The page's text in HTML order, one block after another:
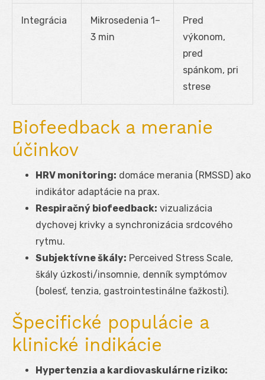
Integrácia
Mikrosedenia 1–
3 min
Pred
výkonom,
pred
spánkom, pri
strese
Biofeedback a meranie
účinkov
HRV monitoring: domáce merania (RMSSD) ako
indikátor adaptácie na prax.
Respiračný biofeedback: vizualizácia
dychovej krivky a synchronizácia srdcového
rytmu.
Subjektívne škály: Perceived Stress Scale,
škály úzkosti/insomnie, denník symptómov
(bolesť, tenzia, gastrointestinálne ťažkosti).
Špecifické populácie a
klinické indikácie
Hypertenzia a kardiovaskulárne riziko: